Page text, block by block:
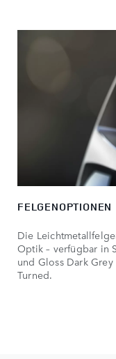
FELGENOPTIONEN
Die
Optik – verfügbar in
und Gloss Dark
Turned.